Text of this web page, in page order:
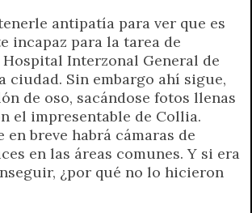
antipatía para ver que es
incapaz para la tarea de
Interzonal General de
ciudad. Sin embargo ahí sigue,
de oso, sacándose fotos llenas
el impresentable de Collia.
en breve habrá cámaras de
en las áreas comunes. Y si era
¿por qué no lo hicieron